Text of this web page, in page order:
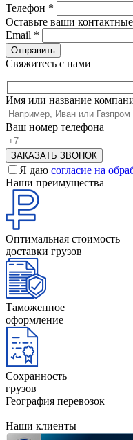
Телефон *
Оставьте ваши
Email *
Свяжитесь с нами
Имя или название
Ваш номер телефона
Я даю согласие на
Наши преимущества
Оптимальная стоимость
доставки грузов
Таможенное
оформление
Сохранность
грузов
География перевозок
Наши клиенты